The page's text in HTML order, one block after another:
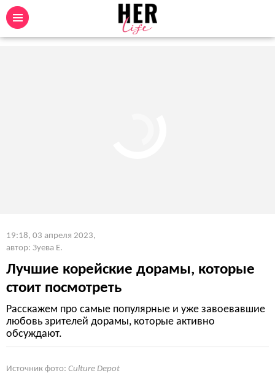
19:18, 03 апреля 2023,
автор: Зуева Е.
Лучшие корейские дорамы, которые
стоит посмотреть
Расскажем про самые популярные и уже завоевавшие
любовь зрителей дорамы, которые активно
обсуждают.
Источник фото: Culture Depot